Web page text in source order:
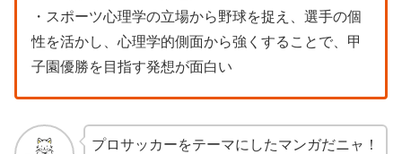
・スポーツ心理学の立場から野球を捉え、選手の個
性を活かし、心理学的側面から強くすることで、甲
子園優勝を目指す発想が面白い
プロサッカーをテーマにしたマンガだニャ！